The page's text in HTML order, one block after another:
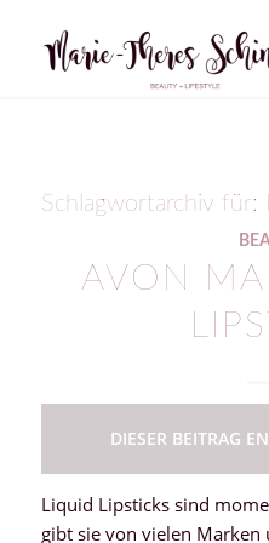
Schlagwortarchiv für:
AVON
DIESER BEITRAG
Liquid Lipsticks sind
gibt sie von vielen